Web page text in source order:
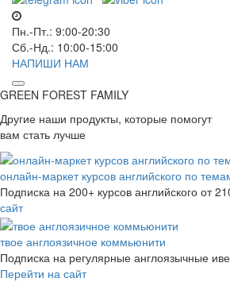
Пн.-Пт.: 9:00-20:30
Сб.-Нд.: 10:00-15:00
НАПИШИ НАМ
GREEN FOREST FAMILY
Другие наши продукты, которые помогут
вам стать лучше
онлайн-маркет курсов английского по
Подписка на 200+ курсов английского от
сайт
твое англоязичное коммьюнити
Подписка на регулярные англоязычные
Перейти на сайт